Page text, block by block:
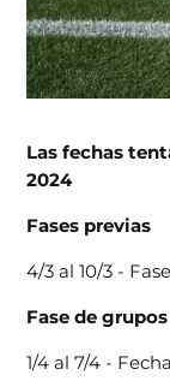
Las fechas
2024
Fases previas
4/3 al 10/3 -
Fase de grupos
1/4 al 7/4 -